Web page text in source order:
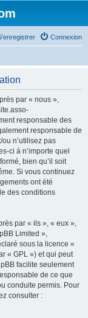
Connexion
par « nous »,
responsable des
responsable de
n’utilisez pas
ci à n’importe quel
bien qu’il soit
Si vous continuez
ont été
des conditions
par « ils », « eux »,
Limited »,
sous la licence «
« GPL ») et qui peut
facilite seulement
de ce que
conduite permis. Pour
consulter :